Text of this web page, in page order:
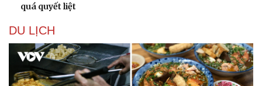
quá quyết liệt
DU LỊCH